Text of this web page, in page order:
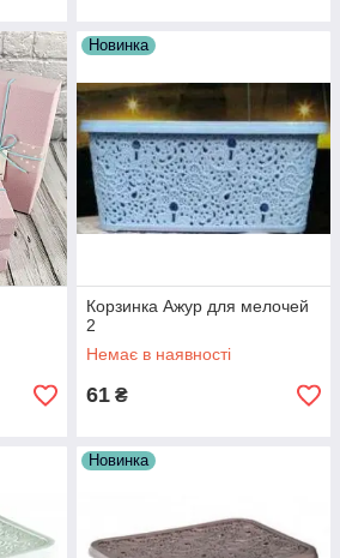
Новинка
Корзинка Ажур для мелочей
2
Немає в наявності
61 ₴
Новинка